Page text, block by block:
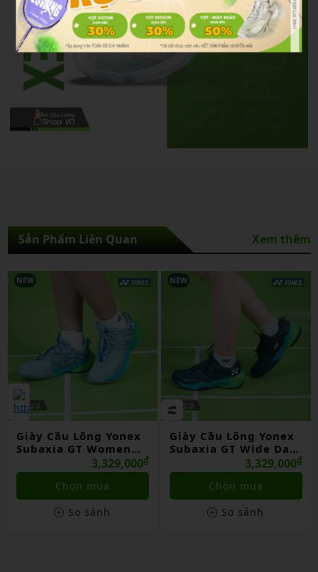
Sản Phẩm Liên Quan Xem thêm
NEW
Giày Cầu Lông Yonex
Subaxia GT Women
Grayish Green Chính
Hãng
3,329,000₫
Chọn mua
So sánh
NEW
Giày Cầu Lông Yonex
Subaxia GT Wide Dark
Green Chính Hãng
3,329,000₫
Chọn mua
So sánh